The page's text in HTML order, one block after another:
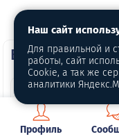
ВИП
Профиль
Наш сайт
Для правильной и
работы, сайт
Cookie, а так же
аналитики